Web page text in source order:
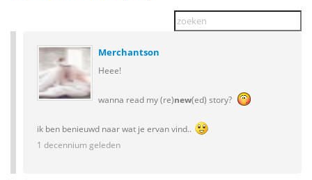
Merchantson
Heee!
wanna read my (re)new(ed) story?
ik ben benieuwd naar wat je ervan vind..
1 decennium geleden